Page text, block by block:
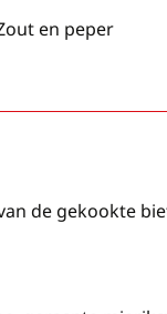
en peper
de gekookte